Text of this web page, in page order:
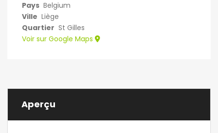
Pays Belgium
Ville Liège
Quartier St Gilles
Voir sur Google Maps
Aperçu